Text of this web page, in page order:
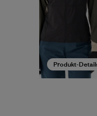
Produkt-